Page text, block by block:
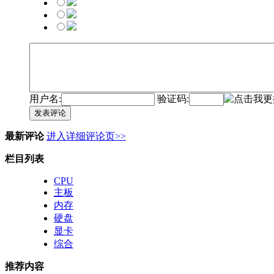
用户名: 验证码:
发表评论
最新评论 进入详细评论页>>
栏目列表
CPU
主板
内存
硬盘
显卡
综合
推荐内容